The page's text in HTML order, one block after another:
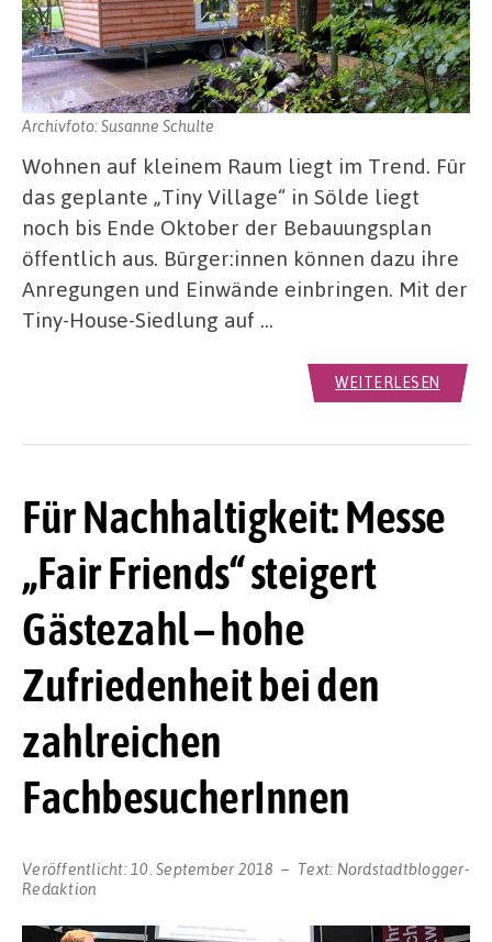
Archivfoto: Susanne Schulte
Wohnen auf kleinem Raum liegt im Trend. Für
das geplante „Tiny Village“ in Sölde liegt
noch bis Ende Oktober der Bebauungsplan
öffentlich aus. Bürger:innen können dazu ihre
Anregungen und Einwände einbringen. Mit der
Tiny-House-Siedlung auf …
WEITERLESEN
Für Nachhaltigkeit: Messe
„Fair Friends“ steigert
Gästezahl – hohe
Zufriedenheit bei den
zahlreichen
FachbesucherInnen
Veröffentlicht: 10. September 2018 Text: Nordstadtblogger-
Redaktion